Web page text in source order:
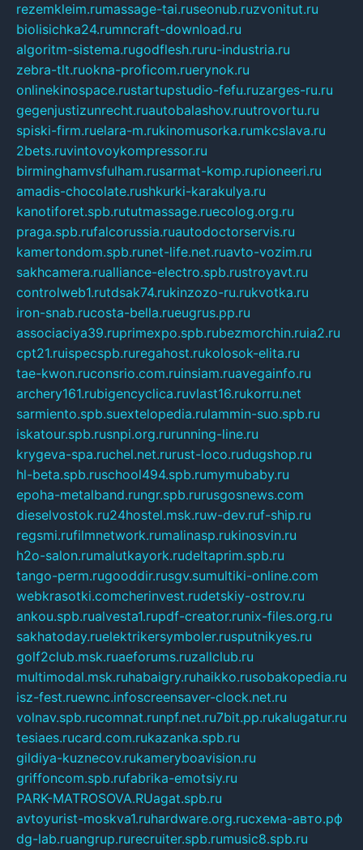
rezemkleim.rumassage-tai.ruseonub.ruzvonitut.ru
biolisichka24.rumncraft-download.ru
algoritm-sistema.rugodflesh.ruru-industria.ru
zebra-tlt.ruokna-proficom.ruerynok.ru
onlinekinospace.rustartupstudio-fefu.ruzarges-ru.ru
gegenjustizunrecht.ruautobalashov.ruutrovortu.ru
spiski-firm.ruelara-m.rukinomusorka.rumkcslava.ru
2bets.ruvintovoykompressor.ru
birminghamvsfulham.rusarmat-komp.rupioneeri.ru
amadis-chocolate.rushkurki-karakulya.ru
kanotiforet.spb.rututmassage.ruecolog.org.ru
praga.spb.rufalcorussia.ruautodoctorservis.ru
kamertondom.spb.runet-life.net.ruavto-vozim.ru
sakhcamera.rualliance-electro.spb.rustroyavt.ru
controlweb1.rutdsak74.rukinzozo-ru.rukvotka.ru
iron-snab.rucosta-bella.rueugrus.pp.ru
associaciya39.ruprimexpo.spb.rubezmorchin.ruia2.ru
cpt21.ruispecspb.ruregahost.rukolosok-elita.ru
tae-kwon.ruconsrio.com.ruinsiam.ruavegainfo.ru
archery161.rubigencyclica.ruvlast16.rukorru.net
sarmiento.spb.suextelopedia.rulammin-suo.spb.ru
iskatour.spb.rusnpi.org.rurunning-line.ru
krygeva-spa.ruchel.net.rurust-loco.rudugshop.ru
hl-beta.spb.ruschool494.spb.rumymubaby.ru
epoha-metalband.rungr.spb.rurusgosnews.com
dieselvostok.ru24hostel.msk.ruw-dev.ruf-ship.ru
regsmi.rufilmnetwork.rumalinasp.rukinosvin.ru
h2o-salon.rumalutkayork.rudeltaprim.spb.ru
tango-perm.rugooddir.rusgv.sumultiki-online.com
webkrasotki.comcherinvest.rudetskiy-ostrov.ru
ankou.spb.rualvesta1.rupdf-creator.runix-files.org.ru
sakhatoday.ruelektrikersymboler.rusputnikyes.ru
golf2club.msk.ruaeforums.ruzallclub.ru
multimodal.msk.ruhabaigry.ruhaikko.rusobakopedia.ru
isz-fest.ruewnc.infoscreensaver-clock.net.ru
volnav.spb.rucomnat.runpf.net.ru7bit.pp.rukalugatur.ru
tesiaes.rucard.com.rukazanka.spb.ru
gildiya-kuznecov.rukameryboavision.ru
griffoncom.spb.rufabrika-emotsiy.ru
PARK-MATROSOVA.RUagat.spb.ru
avtoyurist-moskva1.ruhardware.org.ruсхема-авто.рф
dg-lab.ruangrup.rurecruiter.spb.rumusic8.spb.ru